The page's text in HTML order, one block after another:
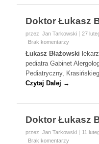
Doktor Łukasz
przez Jan Tarkowski
27
Brak komentarzy
Łukasz Błażowski
pediatra Gabinet
Pediatryczny,
Czytaj Dalej →
Doktor Łukasz
przez Jan Tarkowski
11
Brak komentarzy